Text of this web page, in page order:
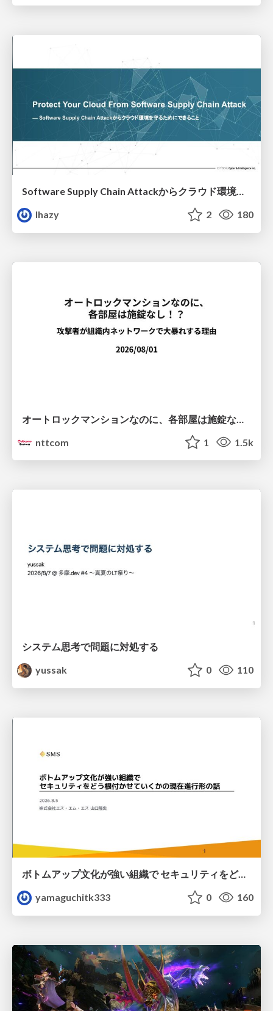
Software Supply Chain Attackからクラウド環境を守るためにできること
lhazy
2 180
nttcom
1 1.5k
システム思考で問題に対処する
yussak
0 110
ボトムアップ文化が強い組織で セキュリティをどう根付かせていくかの現在進行形の話 / Making Security Stick in a Bottom-Up Organization
yamaguchitk333
0 160